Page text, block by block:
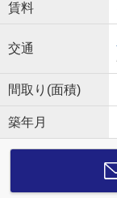
賃料
交通
間取り(面積)
築年月